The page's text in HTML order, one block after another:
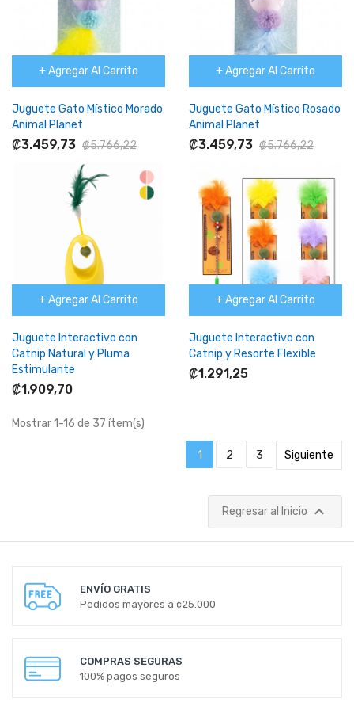
+ Agregar Al Carrito
Juguete Gato Místico Morado
Animal Planet
₡3.459,73 ₡5.766,22
+ Agregar Al Carrito
Juguete Gato Místico Rosado
Animal Planet
₡3.459,73 ₡5.766,22
+ Agregar Al Carrito
Juguete Interactivo con
Catnip Natural y Pluma
Estimulante
₡1.909,70
+ Agregar Al Carrito
Juguete Interactivo con
Catnip y Resorte Flexible
₡1.291,25
Mostrar 1-16 de 37 ítem(s)
1 2 3 Siguiente
Regresar al Inicio 
ENVÍO GRATIS
Pedidos mayores a ¢25.000
COMPRAS SEGURAS
100% pagos seguros